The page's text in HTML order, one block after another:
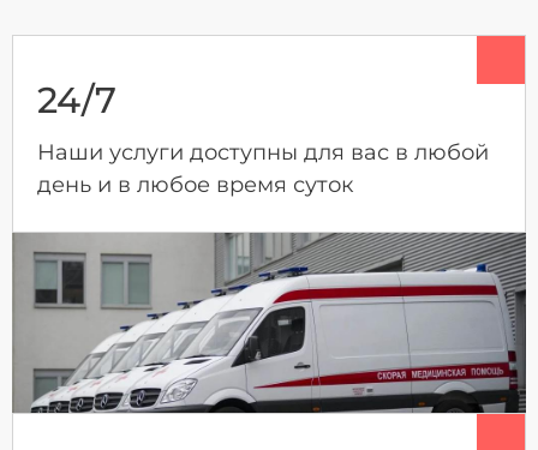
24/7
Наши услуги доступны для вас в любой
день и в любое время суток